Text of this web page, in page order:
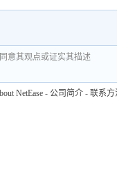
意其观点或证实其描述
NetEase - 公司简介 - 联系方